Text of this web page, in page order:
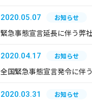
2020.05.07 お知らせ
緊急事態宣言延長に伴う弊
2020.04.17 お知らせ
全国緊急事態宣言発令に伴
2020.03.31 お知らせ